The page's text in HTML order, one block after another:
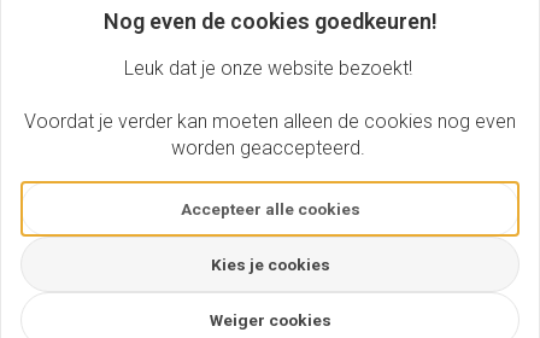
kindertafel (50 cm)
Evolu 2 eetstoel in zwart
2 sets poten voor 2 tafelhoogtes (50 en 75 cm)
Afneembare veiligheidsbeugel
Belangrijke specificaties
Nog even de cookies goedkeuren!
Leuk dat je onze website bezoekt!
Voordat je verder kan moeten alleen de cookies nog even
worden geaccepteerd.
Accepteer alle cookies
Kies je cookies
Weiger cookies